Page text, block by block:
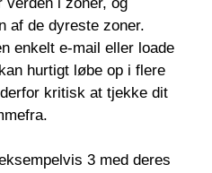
af de dyreste zoner.
enkelt e-mail eller loade
hurtigt løbe op i flere
kritisk at tjekke dit
3 med deres